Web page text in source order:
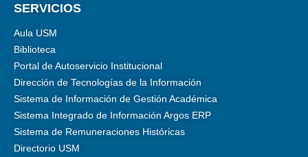
SERVICIOS
Aula USM
Biblioteca
Portal de Autoservicio Institucional
Dirección de Tecnologías de la Información
Sistema de Información de Gestión Académica
Sistema Integrado de Información Argos ERP
Sistema de Remuneraciones Históricas
Directorio USM